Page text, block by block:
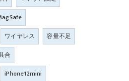
ワイヤレス
容量不足
合
iPhone12mini